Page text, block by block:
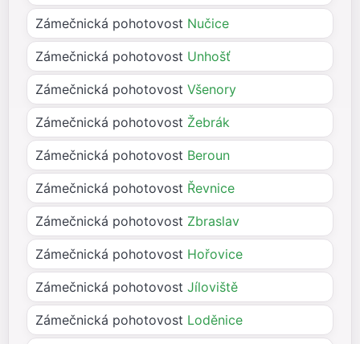
Zámečnická pohotovost Nučice
Zámečnická pohotovost Unhošť
Zámečnická pohotovost Všenory
Zámečnická pohotovost Žebrák
Zámečnická pohotovost Beroun
Zámečnická pohotovost Řevnice
Zámečnická pohotovost Zbraslav
Zámečnická pohotovost Hořovice
Zámečnická pohotovost Jíloviště
Zámečnická pohotovost Loděnice